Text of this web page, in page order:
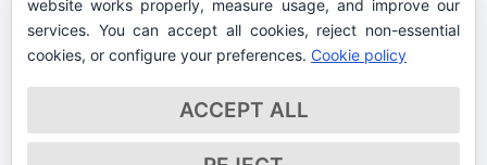
website works properly, measure usage, and improve our
services. You can accept all cookies, reject non-essential
cookies, or configure your preferences. Cookie policy
ACCEPT ALL